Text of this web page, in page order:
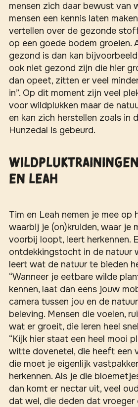
mensen zich daar bewust van
mensen een kennis laten
vertellen over de gezonde
op een goede bodem groeien.
gezond is dan kan
ook niet gezond zijn die hier
dan opeet, zitten er veel
in”. Op dit moment zijn veel
voor wildplukken maar de
en kan zich herstellen zoals in
Hunzedal is gebeurd.
en Leah
Tim en Leah nemen je mee op
waarbij je (on)kruiden, waar je
voorbij loopt, leert herkennen.
ontdekkingstocht in de natuur
leert wat de natuur te bieden
“Wanneer je eetbare wilde
kennen, laat dan eens jouw
camera tussen jou en de
beleving. Mensen die voelen,
wat er groeit, die leren heel
“Kijk hier staat een heel mooi
witte dovenetel, die heeft een
die moet je eigenlijk
herkennen. Als je die
dan komt er nectar uit, veel
dat wel, die deden dat vroeger